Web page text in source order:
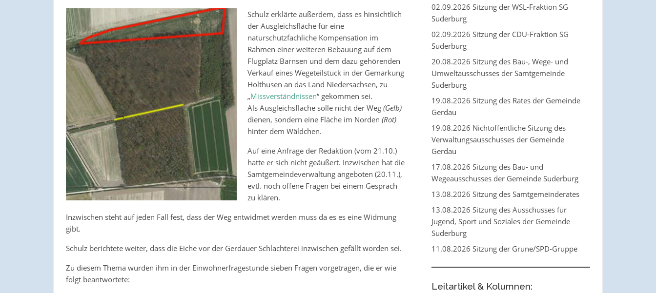
Schulz erklärte außerdem, dass es hinsichtlich
der Ausgleichsfläche für eine
naturschutzfachliche Kompensation im
Rahmen einer weiteren Bebauung auf dem
Flugplatz Barnsen und dem dazu gehörenden
Verkauf eines Wegeteilstück in der Gemarkung
Holthusen an das Land Niedersachsen, zu
„Missverständnissen“ gekommen sei.
Als Ausgleichsfläche solle nicht der Weg (Gelb)
dienen, sondern eine Fläche im Norden (Rot)
hinter dem Wäldchen.
Auf eine Anfrage der Redaktion (vom 21.10.)
hatte er sich nicht geäußert. Inzwischen hat die
Samtgemeindeverwaltung angeboten (20.11.),
evtl. noch offene Fragen bei einem Gespräch
zu klären.
Inzwischen steht auf jeden Fall fest, dass der Weg entwidmet werden muss da es es eine Widmung
gibt.
Schulz berichtete weiter, dass die Eiche vor der Gerdauer Schlachterei inzwischen gefällt worden sei.
Zu diesem Thema wurden ihm in der Einwohnerfragestunde sieben Fragen vorgetragen, die er wie
folgt beantwortete:
02.09.2026 Sitzung der WSL-Fraktion SG
Suderburg
02.09.2026 Sitzung der CDU-Fraktion SG
Suderburg
20.08.2026 Sitzung des Bau-, Wege- und
Umweltausschusses der Samtgemeinde
Suderburg
19.08.2026 Sitzung des Rates der Gemeinde
Gerdau
19.08.2026 Nichtöffentliche Sitzung des
Verwaltungsausschusses der Gemeinde
Gerdau
17.08.2026 Sitzung des Bau- und
Wegeausschusses der Gemeinde Suderburg
13.08.2026 Sitzung des Samtgemeinderates
13.08.2026 Sitzung des Ausschusses für
Jugend, Sport und Soziales der Gemeinde
Suderburg
11.08.2026 Sitzung der Grüne/SPD-Gruppe
Leitartikel & Kolumnen: